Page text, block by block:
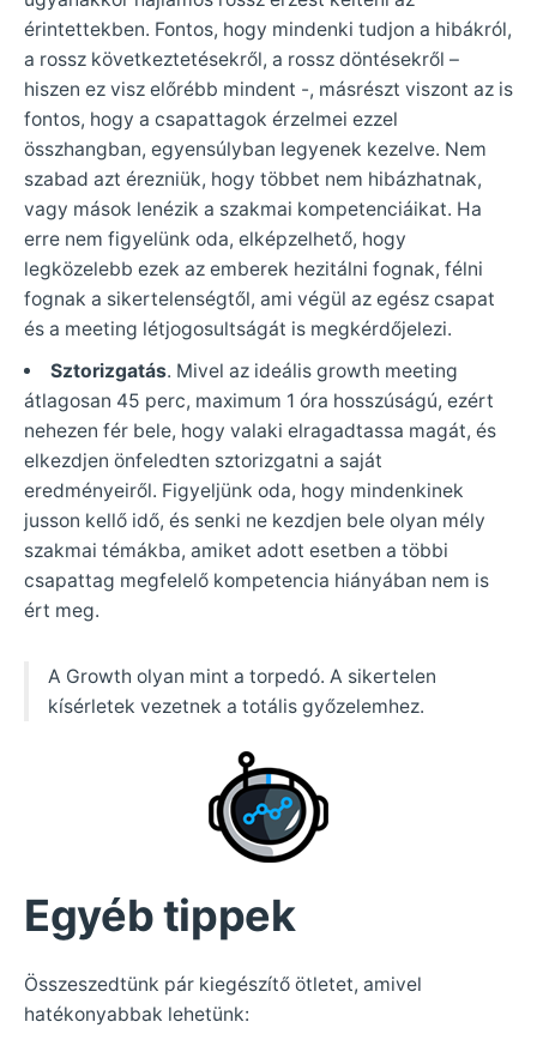
érintettekben. Fontos, hogy mindenki tudjon a hibákról,
a rossz következtetésekről, a rossz döntésekről –
hiszen ez visz előrébb mindent -, másrészt viszont az is
fontos, hogy a csapattagok érzelmei ezzel
összhangban, egyensúlyban legyenek kezelve. Nem
szabad azt érezniük, hogy többet nem hibázhatnak,
vagy mások lenézik a szakmai kompetenciáikat. Ha
erre nem figyelünk oda, elképzelhető, hogy
legközelebb ezek az emberek hezitálni fognak, félni
fognak a sikertelenségtől, ami végül az egész csapat
és a meeting létjogosultságát is megkérdőjelezi.
Sztorizgatás. Mivel az ideális growth meeting
átlagosan 45 perc, maximum 1 óra hosszúságú, ezért
nehezen fér bele, hogy valaki elragadtassa magát, és
elkezdjen önfeledten sztorizgatni a saját
eredményeiről. Figyeljünk oda, hogy mindenkinek
jusson kellő idő, és senki ne kezdjen bele olyan mély
szakmai témákba, amiket adott esetben a többi
csapattag megfelelő kompetencia hiányában nem is
ért meg.
A Growth olyan mint a torpedó. A sikertelen
kísérletek vezetnek a totális győzelemhez.
Egyéb tippek
Összeszedtünk pár kiegészítő ötletet, amivel
hatékonyabbak lehetünk: